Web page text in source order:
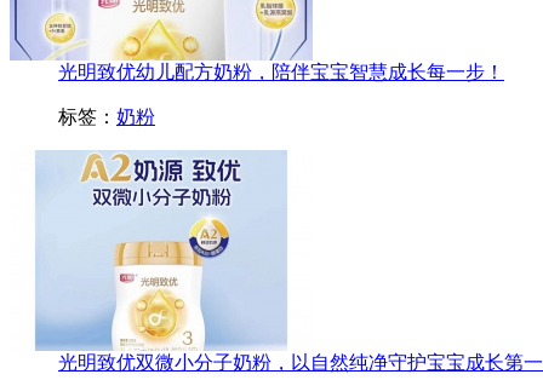
光明致优幼儿配方奶粉，陪伴宝宝智慧成长每一步！
标签： 奶粉
光明致优双微小分子奶粉，以自然纯净守护宝宝成长第